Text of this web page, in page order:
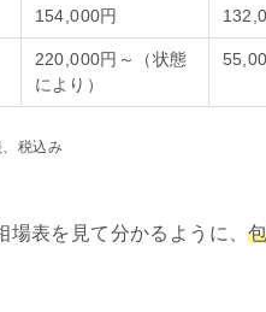
154,000円
220,000円～（状態
により）
税込み
場表を見て分かるように、